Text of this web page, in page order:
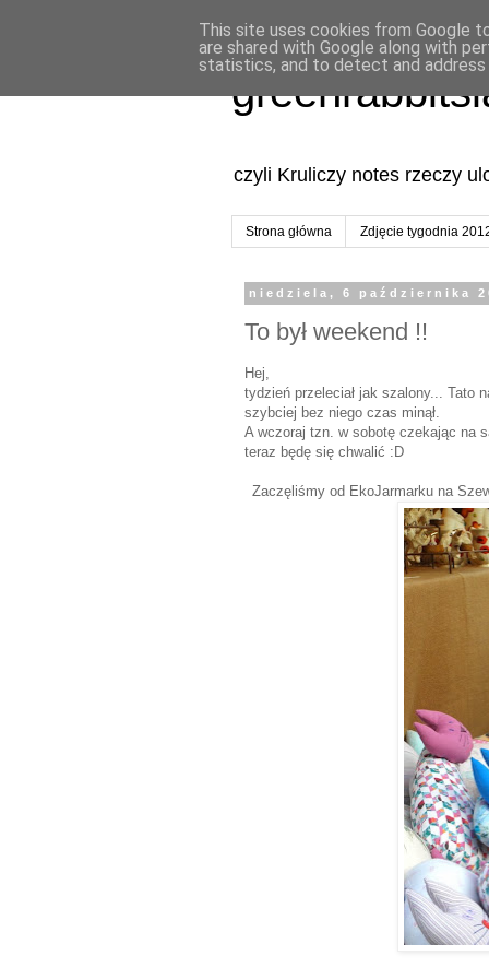
czyli Kruliczy notes rzeczy
Strona główna Zdjęcie tygodnia
niedziela, 6 października
To był weekend !!
Hej,
tydzień przeleciał jak szalony... Tato
szybciej bez niego czas minął.
A wczoraj tzn. w sobotę czekając na
teraz będę się chwalić :D
Zaczęliśmy od EkoJarmarku na
This site uses cookies from Google
are shared with Google along with
statistics, and to detect and address